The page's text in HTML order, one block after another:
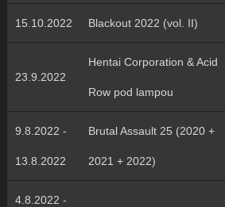
15.10.2022 Blackout 2022 (vol. II)
23.9.2022
Hentai Corporation & Acid
Row pod lampou
9.8.2022 -
13.8.2022
Brutal Assault 25 (2020 +
2021 + 2022)
4.8.2022 -